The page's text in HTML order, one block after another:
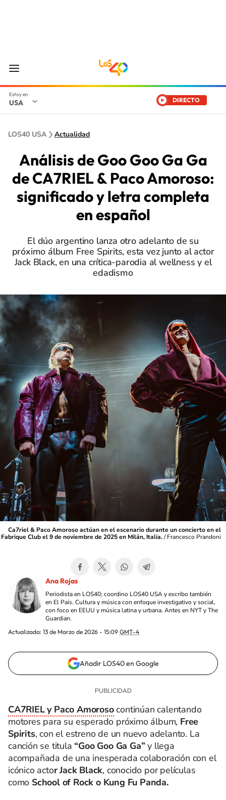
USA DIRECTO
LOS40 USA Actualidad
Análisis de Goo Goo Ga Ga
de CA7RIEL & Paco Amoroso:
significado y letra completa
en español
El dúo argentino lanza otro adelanto de su
próximo álbum Free Spirits, esta vez junto al actor
Jack Black, en una crítica-parodia al wellness y el
edadismo
Ca7riel & Paco Amoroso actúan en el escenario durante un concierto en el
Fabrique Club el 9 de noviembre de 2025 en Milán, Italia./Francesco Prandoni
Ana Rojas
Periodista en LOS40; coordino LOS40 USA y escribo también
en El País. Cultura y música con enfoque investigativo y social,
con foco en EEUU y música latina y urbana. Antes en NYT y The
Guardian.
Actualizada: 13 de Marzo de 2026 - 15:09 GMT-4
Añadir LOS40 en Google
CA7RIEL y Paco Amorosocontinúan calentando
motores para su esperado próximo álbum, Free
Spirits, con el estreno de un nuevo adelanto. La
canción se titula “Goo Goo Ga Ga” y llega
acompañada de una inesperada colaboración con el
icónico actor Jack Black, conocido por películas
como School of Rock o Kung Fu Panda.